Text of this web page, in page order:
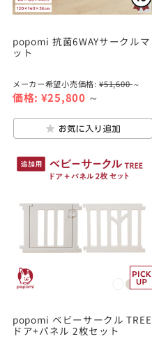
popomi 抗菌6WAYサークルマ
ット
メーカー希望小売価格: ¥51,600 ～
価格: ¥25,800 ～
popomi ベビーサークル TREE
ドア+パネル 2枚セット